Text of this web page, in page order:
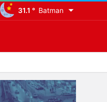
31.1 ° Batman